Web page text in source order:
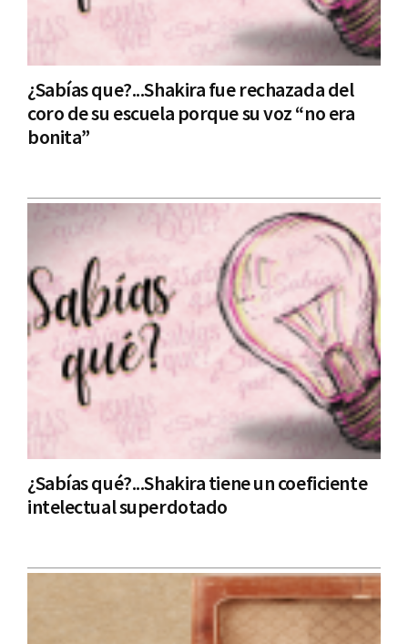
¿Sabías que?...Shakira fue rechazada del
coro de su escuela porque su voz “no era
bonita”
¿Sabías qué?...Shakira tiene un coeficiente
intelectual superdotado